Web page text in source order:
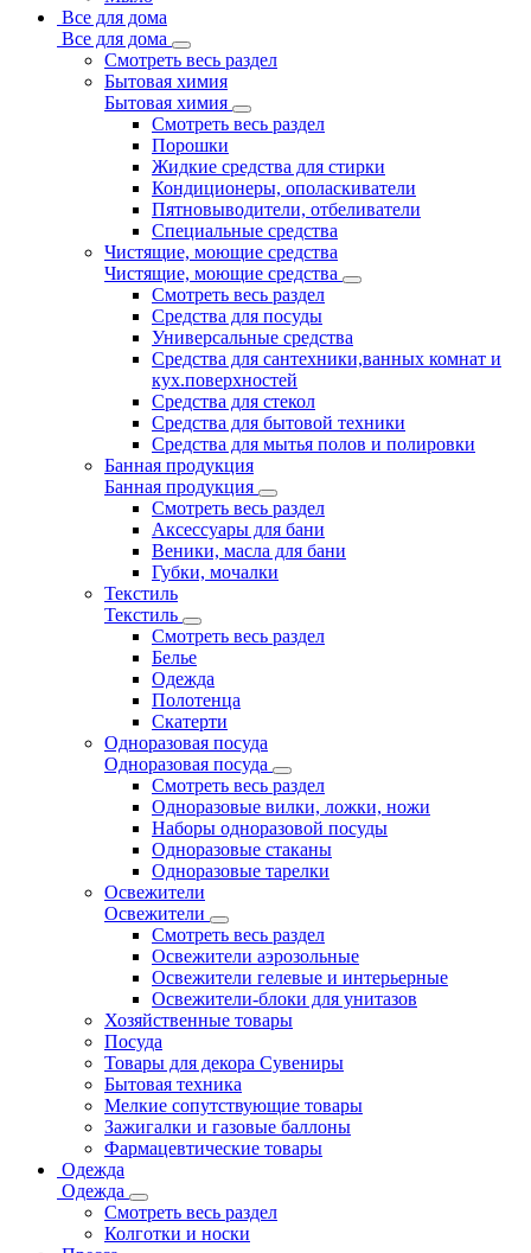
Все для дома
Все для дома
Смотреть весь раздел
Бытовая химия
Бытовая химия
Смотреть весь раздел
Порошки
Жидкие средства для стирки
Кондиционеры, ополаскиватели
Пятновыводители, отбеливатели
Специальные средства
Чистящие, моющие средства
Чистящие, моющие средства
Смотреть весь раздел
Средства для посуды
Универсальные средства
Средства для сантехники,ванных комнат и
кух.поверхностей
Средства для стекол
Средства для бытовой техники
Средства для мытья полов и полировки
Банная продукция
Банная продукция
Смотреть весь раздел
Аксессуары для бани
Веники, масла для бани
Губки, мочалки
Текстиль
Текстиль
Смотреть весь раздел
Белье
Одежда
Полотенца
Скатерти
Одноразовая посуда
Одноразовая посуда
Смотреть весь раздел
Одноразовые вилки, ложки, ножи
Наборы одноразовой посуды
Одноразовые стаканы
Одноразовые тарелки
Освежители
Освежители
Смотреть весь раздел
Освежители аэрозольные
Освежители гелевые и интерьерные
Освежители-блоки для унитазов
Хозяйственные товары
Посуда
Товары для декора Сувениры
Бытовая техника
Мелкие сопутствующие товары
Зажигалки и газовые баллоны
Фармацевтические товары
Одежда
Одежда
Смотреть весь раздел
Колготки и носки